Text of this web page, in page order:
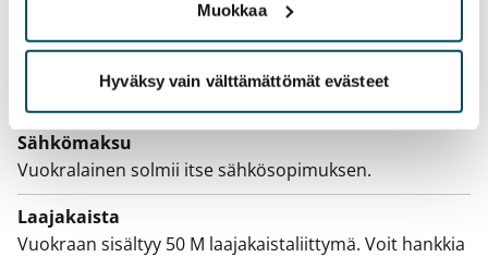
Muokkaa
Hyväksy vain välttämättömät evästeet
Pakollinen, ei sisälly vuokraan
Vesimaksu
Sähkömaksu
Vuokralainen solmii itse sähkösopimuksen.
Laajakaista
Vuokraan sisältyy 50 M laajakaistaliittymä. Voit hankkia